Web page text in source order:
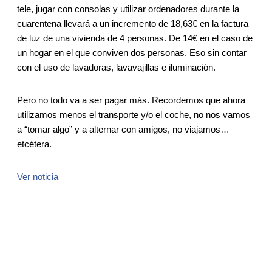
tele, jugar con consolas y utilizar ordenadores durante la
cuarentena llevará a un incremento de 18,63€ en la factura
de luz de una vivienda de 4 personas. De 14€ en el caso de
un hogar en el que conviven dos personas. Eso sin contar
con el uso de lavadoras, lavavajillas e iluminación.
Pero no todo va a ser pagar más. Recordemos que ahora
utilizamos menos el transporte y/o el coche, no nos vamos
a “tomar algo” y a alternar con amigos, no viajamos…
etcétera.
Ver noticia